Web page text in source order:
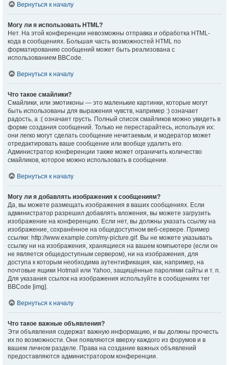
Вернуться к началу
Могу ли я использовать HTML?
Нет. На этой конференции невозможны отправка и обработка HTML-
кода в сообщениях. Большая часть возможностей HTML по
форматированию сообщений может быть реализована с
использованием BBCode.
Вернуться к началу
Что такое смайлики?
Смайлики, или эмотиконы — это маленькие картинки, которые могут
быть использованы для выражения чувств, например :) означает
радость, а :( означает грусть. Полный список смайликов можно увидеть в
форме создания сообщений. Только не перестарайтесь, используя их:
они легко могут сделать сообщение нечитаемым, и модератор может
отредактировать ваше сообщение или вообще удалить его.
Администратор конференции также может ограничить количество
смайликов, которое можно использовать в сообщении.
Вернуться к началу
Могу ли я добавлять изображения к сообщениям?
Да, вы можете размещать изображения в ваших сообщениях. Если
администратор разрешил добавлять вложения, вы можете загрузить
изображение на конференцию. Если нет, вы должны указать ссылку на
изображение, сохранённое на общедоступном веб-сервере. Пример
ссылки: http://www.example.com/my-picture.gif. Вы не можете указывать
ссылку ни на изображения, хранящиеся на вашем компьютере (если он
не является общедоступным сервером), ни на изображения, для
доступа к которым необходима аутентификация, как, например, на
почтовые ящики Hotmail или Yahoo, защищённые паролями сайты и т. п.
Для указания ссылок на изображения используйте в сообщениях тег
BBCode [img].
Вернуться к началу
Что такое важные объявления?
Эти объявления содержат важную информацию, и вы должны прочесть
их по возможности. Они появляются вверху каждого из форумов и в
вашем личном разделе. Права на создание важных объявлений
предоставляются администратором конференции.